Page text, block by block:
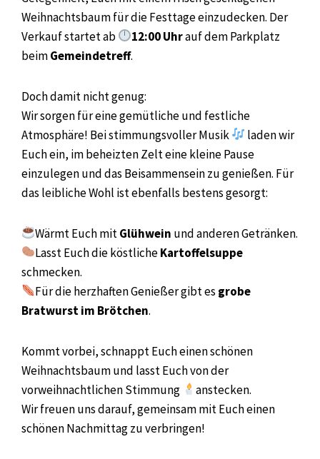
Weihnachtsbaum für die Festtage einzudecken. Der
Verkauf startet ab
12:00 Uhrauf dem Parkplatz
beimGemeindetreff.
Doch damit nicht genug:
Wir sorgen für eine gemütliche und festliche
Atmosphäre! Bei stimmungsvoller Musik
laden wir
Euch ein, im beheizten Zelt eine kleine Pause
einzulegen und das Beisammensein zu genießen. Für
das leibliche Wohl ist ebenfalls bestens gesorgt:
Wärmt Euch mitGlühwein und anderen Getränken.
Lasst Euch die köstlicheKartoffelsuppe
schmecken.
Für die herzhaften Genießer gibt es grobe
Bratwurst im Brötchen.
Kommt vorbei, schnappt Euch einen schönen
Weihnachtsbaum und lasst Euch von der
vorweihnachtlichen Stimmung
anstecken.
Wir freuen uns darauf, gemeinsam mit Euch einen
schönen Nachmittag zu verbringen!